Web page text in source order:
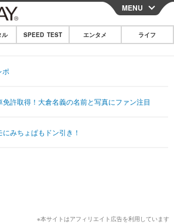
CLOSE
MENU
ル SPEED TEST エンタメ ライフ
ポ
許取得！大倉名義の名前と写真にファン注目
みちょぱもドン引き！